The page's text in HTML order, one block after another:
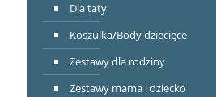
Dla taty
Koszulka/Body dziecięce
Zestawy dla rodziny
Zestawy mama i dziecko